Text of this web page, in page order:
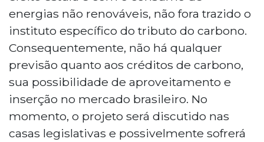
energias não renováveis, não fora trazido o
instituto específico do tributo do carbono.
Consequentemente, não há qualquer
previsão quanto aos créditos de carbono,
sua possibilidade de aproveitamento e
inserção no mercado brasileiro. No
momento, o projeto será discutido nas
casas legislativas e possivelmente sofrerá